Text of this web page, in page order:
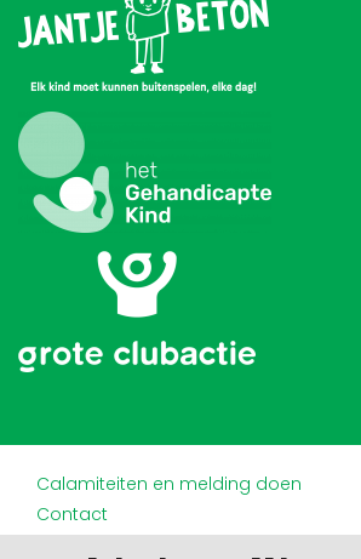
Calamiteiten en melding doen
Contact